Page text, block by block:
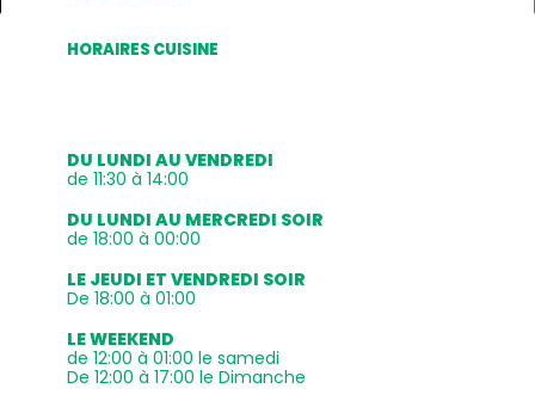
HORAIRES CUISINE
DU LUNDI AU VENDREDI
de 11:30 à 14:00
DU LUNDI AU MERCREDI SOIR
de 18:00 à 00:00
LE JEUDI ET VENDREDI SOIR
De 18:00 à 01:00
LE WEEKEND
de 12:00 à 01:00 le samedi
De 12:00 à 17:00 le Dimanche